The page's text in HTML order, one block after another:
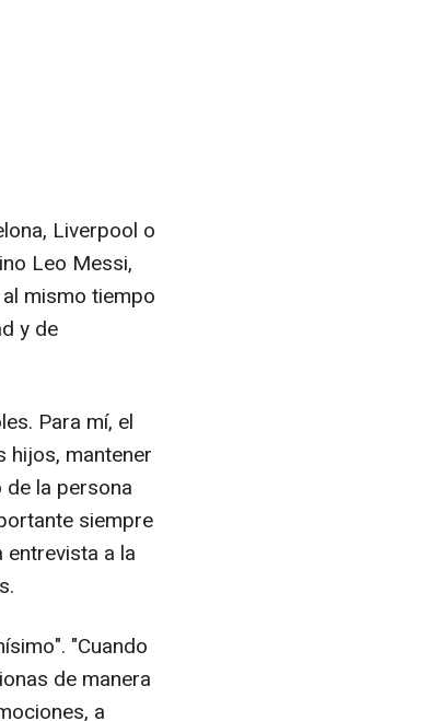
Liverpool o
Leo Messi,
mismo tiempo
y de
Para mí, el
hijos, mantener
la persona
siempre
a la
"Cuando
de manera
a